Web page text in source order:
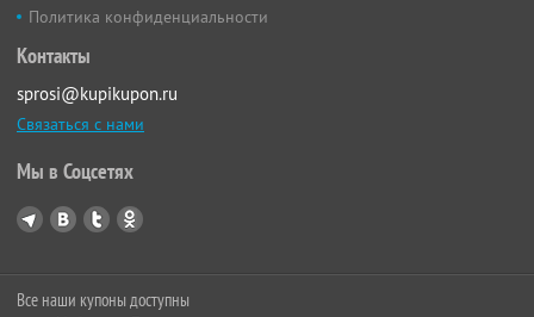
Политика конфиденциальности
Контакты
sprosi@kupikupon.ru
Связаться с нами
Мы в Соцсетях
Все наши купоны доступны